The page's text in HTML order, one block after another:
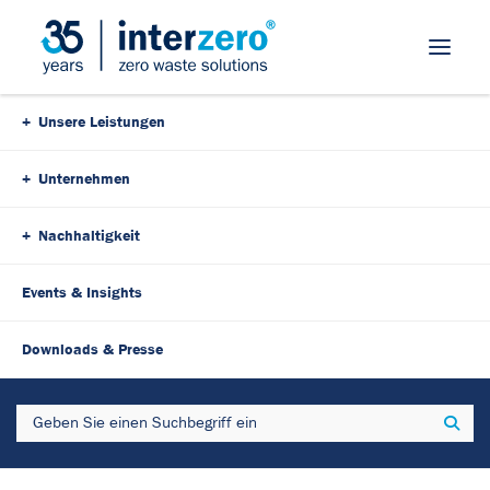
Skip Navigation
Unsere Leistungen
Unternehmen
Nachhaltigkeit
Events & Insights
Downloads & Presse
Search
EPR Kompetenz mit dem
Interzero Webinar - Ausblick